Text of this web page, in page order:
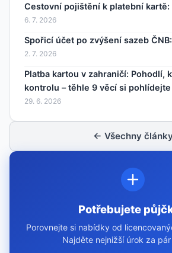
Cestovní pojištění k platební kartě:
6. 7. 2026
Spořicí účet po zvýšení sazeb
2. 7. 2026
Platba kartou v zahraničí: Pohodlí,
kontrolu – těhle 9 věcí si pohlídejte
29. 6. 2026
← Všechny
Potřebujete
Porovnejte si nabídky od
Najděte nejnižší úrok za